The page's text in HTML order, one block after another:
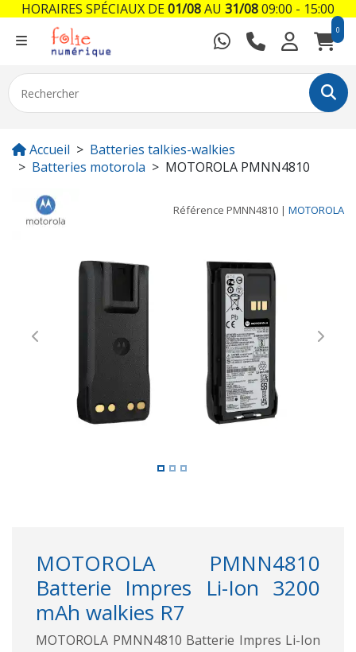
0
Accueil
Batteries talkies-walkies
Batteries motorola
MOTOROLA PMNN4810
Référence PMNN4810 | MOTOROLA
Previous Next
MOTOROLA PMNN4810
Batterie Impres Li-Ion 3200
mAh walkies R7
MOTOROLA PMNN4810 Batterie Impres Li-Ion
HORAIRES SPÉCIAUX DE01/08AU 31/0809:00 - 15:00